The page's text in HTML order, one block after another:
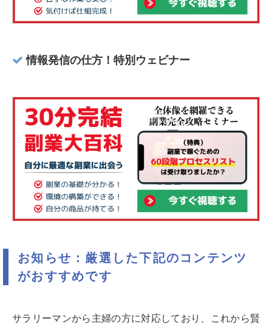
情報発信の仕方！特別ウェビナー
お知らせ：厳選した下記のコンテンツ
がおすすめです
サラリーマンから主婦の方に対応しており、これから賢